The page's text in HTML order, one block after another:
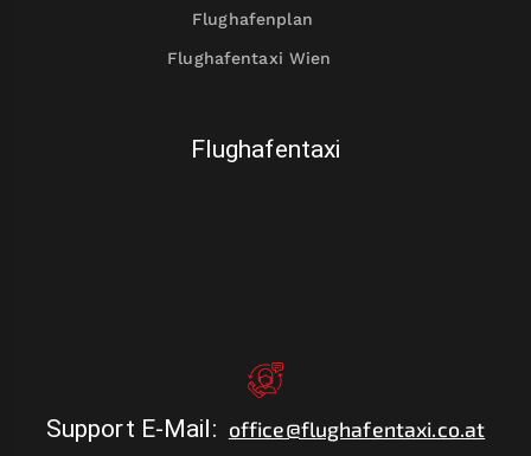
Flughafenplan
Flughafentaxi Wien
Flughafentaxi
Support E-Mail: office@flughafentaxi.co.at